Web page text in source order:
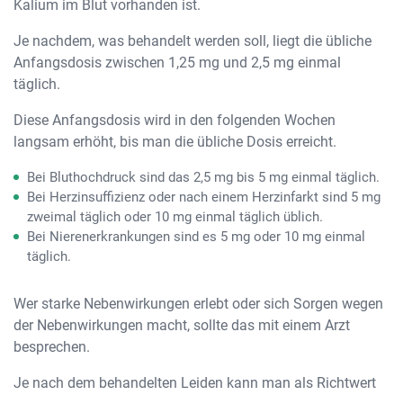
Kalium im Blut vorhanden ist.
Je nachdem, was behandelt werden soll, liegt die übliche
Anfangsdosis zwischen 1,25 mg und 2,5 mg einmal
täglich.
Diese Anfangsdosis wird in den folgenden Wochen
langsam erhöht, bis man die übliche Dosis erreicht.
Bei Bluthochdruck sind das 2,5 mg bis 5 mg einmal täglich.
Bei Herzinsuffizienz oder nach einem Herzinfarkt sind 5 mg
zweimal täglich oder 10 mg einmal täglich üblich.
Bei Nierenerkrankungen sind es 5 mg oder 10 mg einmal
täglich.
Wer starke Nebenwirkungen erlebt oder sich Sorgen wegen
der Nebenwirkungen macht, sollte das mit einem Arzt
besprechen.
Je nach dem behandelten Leiden kann man als Richtwert